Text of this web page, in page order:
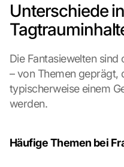
Unterschiede
Die Fantasiewelten
– von Themen geprägt,
typischerweise einem
werden.
Häufige Themen bei